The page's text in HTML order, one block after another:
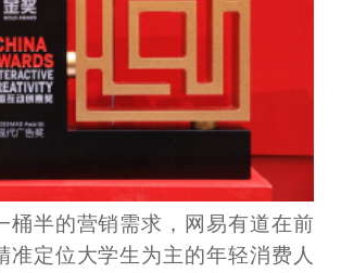
桶半的营销需求，网易有道在前
准定位大学生为主的年轻消费人